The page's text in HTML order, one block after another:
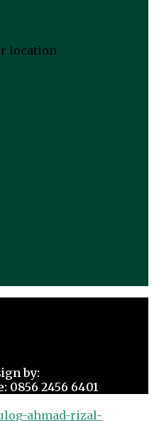
location
by:
0856 2456 6401